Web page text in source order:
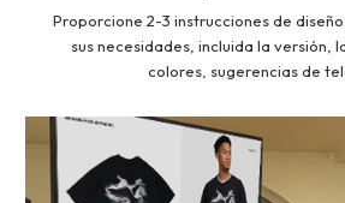
Proporcione 2-3 instrucciones de
sus necesidades, incluida la versión,
colores, sugerencias de